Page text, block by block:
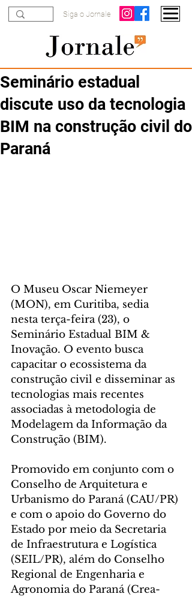
Siga o Jornale
Seminário estadual
discute uso da tecnologia
BIM na construção civil do
Paraná
O Museu Oscar Niemeyer
(MON), em Curitiba, sedia
nesta terça-feira (23), o
Seminário Estadual BIM &
Inovação. O evento busca
capacitar o ecossistema da
construção civil e disseminar as
tecnologias mais recentes
associadas à metodologia de
Modelagem da Informação da
Construção (BIM).
Promovido em conjunto com o
Conselho de Arquitetura e
Urbanismo do Paraná (CAU/PR)
e com o apoio do Governo do
Estado por meio da Secretaria
de Infraestrutura e Logística
(SEIL/PR), além do Conselho
Regional de Engenharia e
Agronomia do Paraná (Crea-